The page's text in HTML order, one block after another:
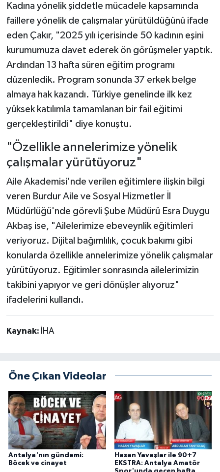
Kadına yönelik şiddetle mücadele kapsamında
faillere yönelik de çalışmalar yürütüldüğünü ifade
eden Çakır, "2025 yılı içerisinde 50 kadının eşini
kurumumuza davet ederek ön görüşmeler yaptık.
Ardından 13 hafta süren eğitim programı
düzenledik. Program sonunda 37 erkek belge
almaya hak kazandı. Türkiye genelinde ilk kez
yüksek katılımla tamamlanan bir fail eğitimi
gerçekleştirildi" diye konuştu.
"Özellikle annelerimize yönelik
çalışmalar yürütüyoruz"
Aile Akademisi'nde verilen eğitimlere ilişkin bilgi
veren Burdur Aile ve Sosyal Hizmetler İl
Müdürlüğü'nde görevli Şube Müdürü Esra Duygu
Akbaş ise, "Ailelerimize ebeveynlik eğitimleri
veriyoruz. Dijital bağımlılık, çocuk bakımı gibi
konularda özellikle annelerimize yönelik çalışmalar
yürütüyoruz. Eğitimler sonrasında ailelerimizin
takibini yapıyor ve geri dönüşler alıyoruz"
ifadelerini kullandı.
Kaynak: İHA
Öne Çıkan Videolar
Antalya'nın gündemi:
Böcek ve cinayet
Hasan Yavaşlar ile 90+7
EKSTRA: Antalya Amatör